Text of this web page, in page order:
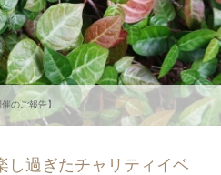
のご報告】
過ぎたチャリティイベ